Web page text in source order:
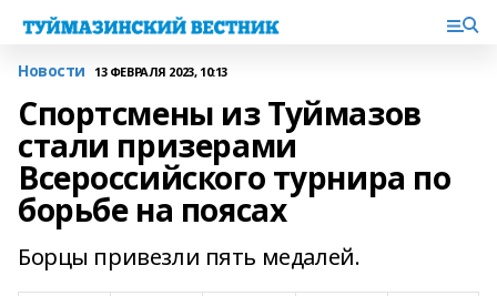
Новости 13 ФЕВРАЛЯ 2023, 10:13
Спортсмены из Туймазов
стали призерами
Всероссийского турнира по
борьбе на поясах
Борцы привезли пять медалей.